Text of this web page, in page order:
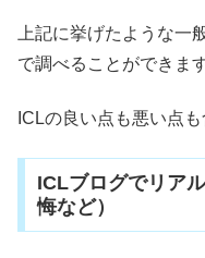
上記に挙げたような一
で調べることができます
ICLの良い点も悪い点
ICLブログでリア
悔など）